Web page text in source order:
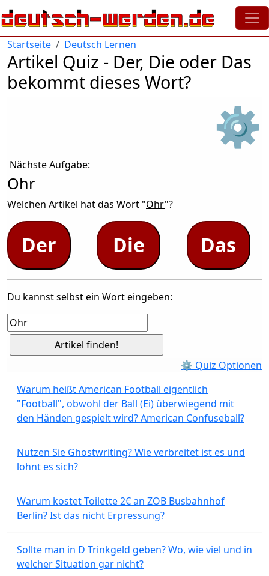
Direkt zum Inhalt
Startseite Deutsch Lernen
Artikel Quiz - Der, Die oder Das
bekommt dieses Wort?
⚙
Nächste Aufgabe:
Ohr
Welchen Artikel hat das Wort "Ohr"?
Der Die Das
Du kannst selbst ein Wort eingeben:
⚙ Quiz Optionen
Warum heißt American Football eigentlich
"Football", obwohl der Ball (Ei) überwiegend mit
den Händen gespielt wird? American Confuseball?
Nutzen Sie Ghostwriting? Wie verbreitet ist es und
lohnt es sich?
Warum kostet Toilette 2€ an ZOB Busbahnhof
Berlin? Ist das nicht Erpressung?
Sollte man in D Trinkgeld geben? Wo, wie viel und in
welcher Situation gar nicht?